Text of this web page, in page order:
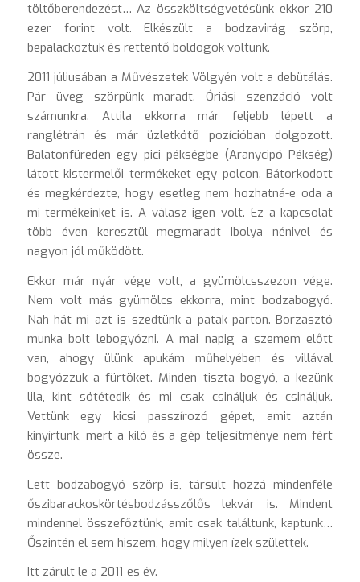
töltőberendezést… Az összköltségvetésünk ekkor 210
ezer forint volt. Elkészült a bodzavirág szörp,
bepalackoztuk és rettentő boldogok voltunk.
2011 júliusában a Művészetek Völgyén volt a debütálás.
Pár üveg szörpünk maradt. Óriási szenzáció volt
számunkra. Attila ekkorra már feljebb lépett a
ranglétrán és már üzletkötő pozícióban dolgozott.
Balatonfüreden egy pici pékségbe (Aranycipó Pékség)
látott kistermelői termékeket egy polcon. Bátorkodott
és megkérdezte, hogy esetleg nem hozhatná-e oda a
mi termékeinket is. A válasz igen volt. Ez a kapcsolat
több éven keresztül megmaradt Ibolya nénivel és
nagyon jól működött.
Ekkor már nyár vége volt, a gyümölcsszezon vége.
Nem volt más gyümölcs ekkorra, mint bodzabogyó.
Nah hát mi azt is szedtünk a patak parton. Borzasztó
munka bolt lebogyózni. A mai napig a szemem előtt
van, ahogy ülünk apukám műhelyében és villával
bogyózzuk a fürtöket. Minden tiszta bogyó, a kezünk
lila, kint sötétedik és mi csak csináljuk és csináljuk.
Vettünk egy kicsi passzírozó gépet, amit aztán
kinyírtunk, mert a kiló és a gép teljesítménye nem fért
össze.
Lett bodzabogyó szörp is, társult hozzá mindenféle
őszibarackoskörtésbodzásszőlős lekvár is. Mindent
mindennel összefőztünk, amit csak találtunk, kaptunk…
Őszintén el sem hiszem, hogy milyen ízek születtek.
Itt zárult le a 2011-es év.